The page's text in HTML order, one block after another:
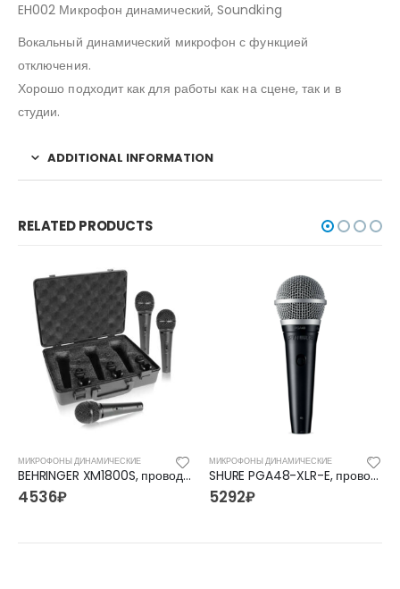
EH002 Микрофон динамический, Soundking
Вокальный динамический микрофон с функцией
отключения.
Хорошо подходит как для работы как на сцене, так и в
студии.
ADDITIONAL INFORMATION
RELATED PRODUCTS
МИКРОФОНЫ ДИНАМИЧЕСКИЕ
BEHRINGER XM1800S, проводной микрофон
4536₽
МИКРОФОНЫ ДИНАМИЧЕСКИЕ
SHURE PGA48-XLR-E, проводной микрофон
5292₽